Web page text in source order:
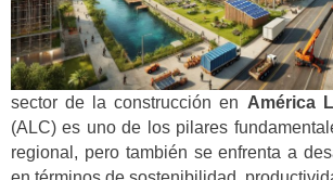
sector de la construcción en América
(ALC) es uno de los pilares
regional, pero también se enfrenta a